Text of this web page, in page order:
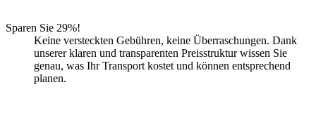
Sparen Sie 29%!
Keine versteckten Gebühren, keine Überraschungen. Dank
unserer klaren und transparenten Preisstruktur wissen Sie
genau, was Ihr Transport kostet und können entsprechend
planen.